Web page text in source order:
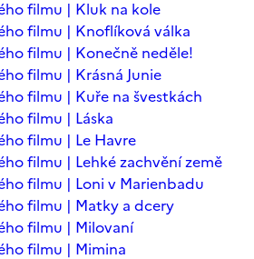
filmu | Kluk na kole
filmu | Knoflíková válka
filmu | Konečně neděle!
filmu | Krásná Junie
filmu | Kuře na švestkách
filmu | Láska
filmu | Le Havre
filmu | Lehké zachvění země
filmu | Loni v Marienbadu
filmu | Matky a dcery
filmu | Milovaní
filmu | Mimina